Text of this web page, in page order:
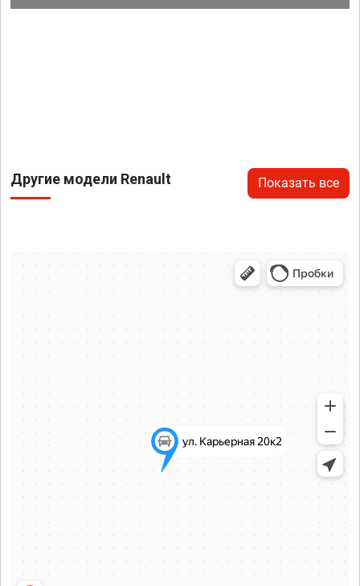
Другие модели Renault Показать все